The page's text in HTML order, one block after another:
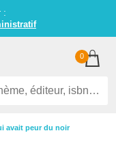
:
0
avait peur du noir